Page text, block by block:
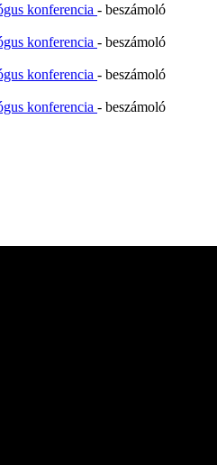
konferencia - beszámoló
konferencia - beszámoló
konferencia - beszámoló
konferencia - beszámoló